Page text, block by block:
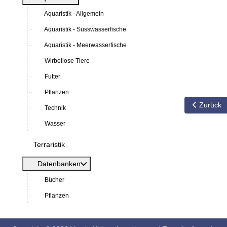
Aquaristik - Allgemein
Aquaristik - Süsswasserfische
Aquaristik - Meerwasserfische
Wirbellose Tiere
Futter
Pflanzen
Technik
Wasser
Terraristik
Datenbanken
Bücher
Pflanzen
Vorheriger
Zurück